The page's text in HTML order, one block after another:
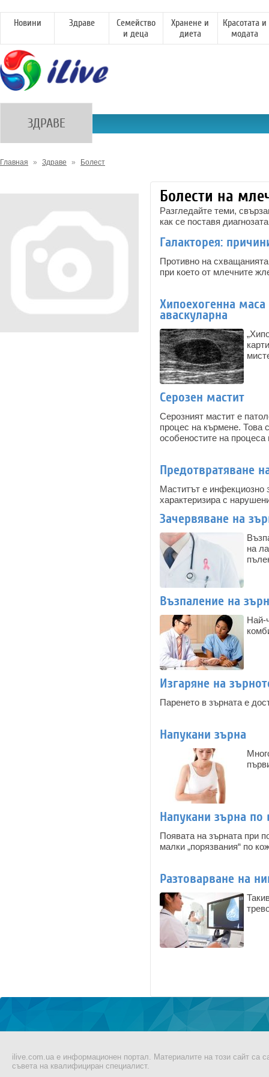
Новини Здраве
Семейство
и деца
Хранене и
диета
Красотата и
модата
ЗДРАВЕ
Главная » Здраве » Болест
Болести на
Разгледайте теми,
как се поставя
Галакторея:
Противно на
при което от млечните
Хипоехогенна маса
аваскуларна
Серозен мастит
Серозният мастит е
процес на кърмене. Това
особеностите на процеса
Предотвратяване
Маститът е инфекциозно
характеризира с
Зачервяване на
на
Възпаление на
Най-
Изгаряне на
Паренето в зърната е
Напукани зърна
Напукани зърна
Появата на зърната при
малки „порязвания“ по
Разтоварване на
ilive.com.ua е информационен портал. Материалите на този сайт са
съвета на квалифициран специалист.